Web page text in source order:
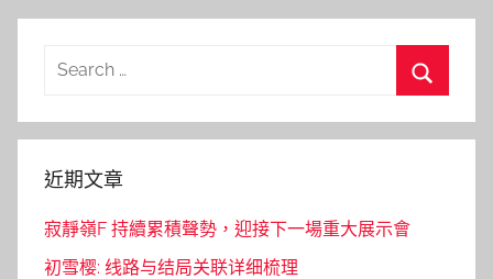
Search
近期文章
寂靜嶺F 持續累積聲勢，迎接下一場重大展示會
初雪樱: 线路与结局关联详细梳理